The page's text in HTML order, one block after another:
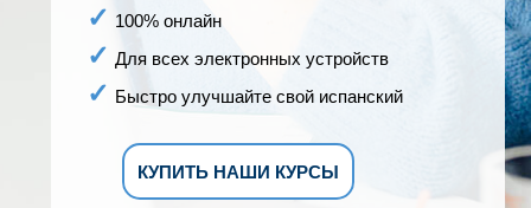
100% онлайн
Для всех электронных устройств
Быстро улучшайте свой испанский
КУПИТЬ НАШИ КУРСЫ